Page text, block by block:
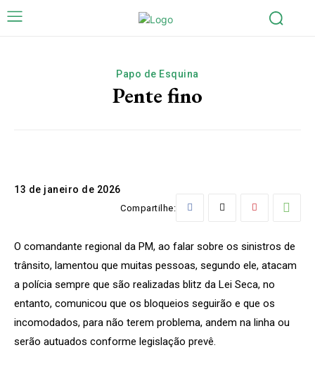
Papo de Esquina
Pente fino
13 de janeiro de 2026
Compartilhe:
O comandante regional da PM, ao falar sobre os sinistros de
trânsito, lamentou que muitas pessoas, segundo ele, atacam
a polícia sempre que são realizadas blitz da Lei Seca, no
entanto, comunicou que os bloqueios seguirão e que os
incomodados, para não terem problema, andem na linha ou
serão autuados conforme legislação prevê.